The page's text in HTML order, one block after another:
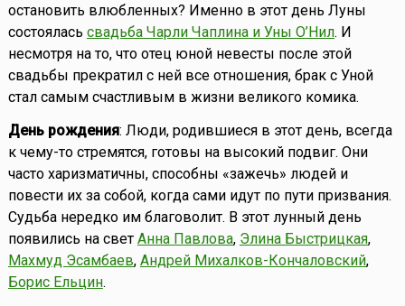
остановить влюбленных? Именно в этот день Луны
состоялась свадьба Чарли Чаплина и Уны О’Нил. И
несмотря на то, что отец юной невесты после этой
свадьбы прекратил с ней все отношения, брак с Уной
стал самым счастливым в жизни великого комика.
День рождения: Люди, родившиеся в этот день, всегда
к чему-то стремятся, готовы на высокий подвиг. Они
часто харизматичны, способны «зажечь» людей и
повести их за собой, когда сами идут по пути призвания.
Судьба нередко им благоволит. В этот лунный день
появились на свет Анна Павлова, Элина Быстрицкая,
Махмуд Эсамбаев, Андрей Михалков-Кончаловский,
Борис Ельцин.